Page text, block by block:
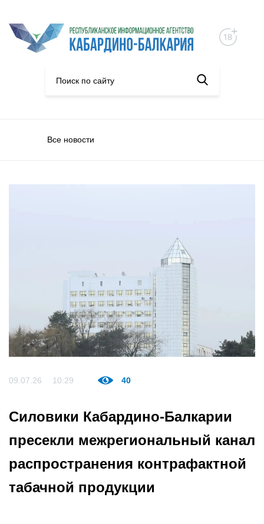
Все новости
09.07.26 10:29 40
Силовики Кабардино-Балкарии
пресекли межрегиональный канал
распространения контрафактной
табачной продукции